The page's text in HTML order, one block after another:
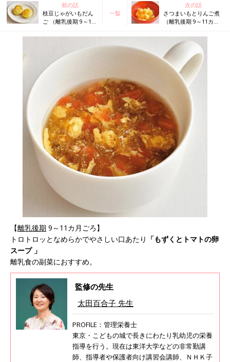
前の話
枝豆じゃがいもだん
ご （離乳後期 9～11
一覧
次の話
さつまいもとりんご煮
（離乳後期 9～11カ月
【離乳後期 9～11カ月ごろ】
トロトロッとなめらかでやさしい口あたり 「もずくとトマトの卵
スープ 」
離乳食の副菜におすすめ。
監修の先生
太田百合子 先生
PROFILE：管理栄養士
東京・こどもの城で長きにわたり乳幼児の栄養
指導を行う。現在は東洋大学などの非常勤講
師、指導者や保護者向け講習会講師、ＮＨＫ子